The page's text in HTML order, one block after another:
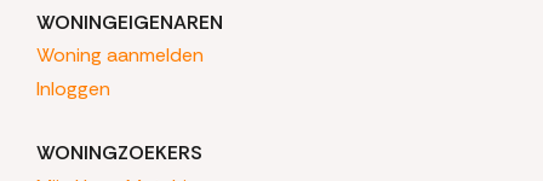
WONINGEIGENAREN
Woning aanmelden
Inloggen
WONINGZOEKERS